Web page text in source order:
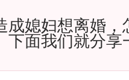
妇想离婚，
面我们就分